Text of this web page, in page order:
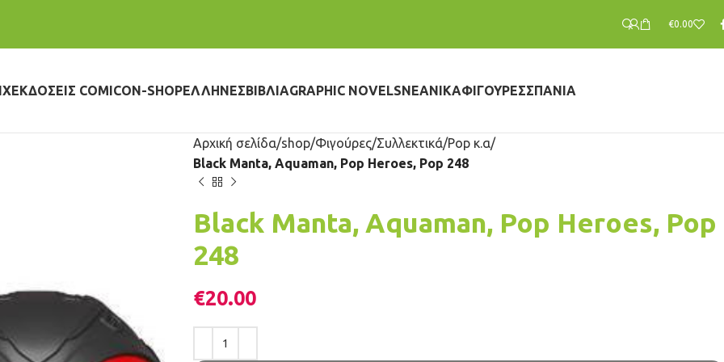
€0.00
ΕΚΔΌΣΕΙΣ COMICON-SHOPΈΛΛΗΝΕΣΒΙΒΛΊΑGRAPHIC NOVELSΝΕΑΝΙΚΆΦΙΓΟΎΡΕΣΣΠΆΝΙΑ
Αρχική σελίδα shop Φιγούρες Συλλεκτικά Pop κ.α
Black Manta, Aquaman, Pop Heroes, Pop 248
Black Manta, Aquaman, Pop Heroes, Pop
248
€20.00